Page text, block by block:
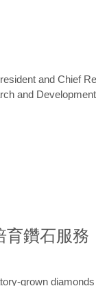
and Chief
and
育鑽石服務
grown